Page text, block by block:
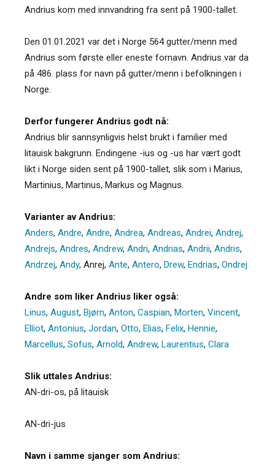
Andrius kom med innvandring fra sent på 1900-tallet.
Den 01.01.2021 var det i Norge 564 gutter/menn med
Andrius som første eller eneste fornavn. Andrius var da
på 486. plass for navn på gutter/menn i befolkningen i
Norge.
Derfor fungerer Andrius godt nå:
Andrius blir sannsynligvis helst brukt i familier med
litauisk bakgrunn. Endingene -ius og -us har vært godt
likt i Norge siden sent på 1900-tallet, slik som i Marius,
Martinius, Martinus, Markus og Magnus.
Varianter av Andrius:
Anders, Andre, Andre, Andrea, Andreas, Andrei, Andrej,
Andrejs, Andres, Andrew, Andri, Andrias, Andrii, Andris,
Andrzej, Andy, Anrej, Ante, Antero, Drew, Endrias, Ondrej
Andre som liker Andrius liker også:
Linus, August, Bjørn, Anton, Caspian, Morten, Vincent,
Elliot, Antonius, Jordan, Otto, Elias, Felix, Hennie,
Marcellus, Sofus, Arnold, Andrew, Laurentius, Clara
Slik uttales Andrius:
AN-dri-os, på litauisk
AN-dri-jus
Navn i samme sjanger som Andrius: